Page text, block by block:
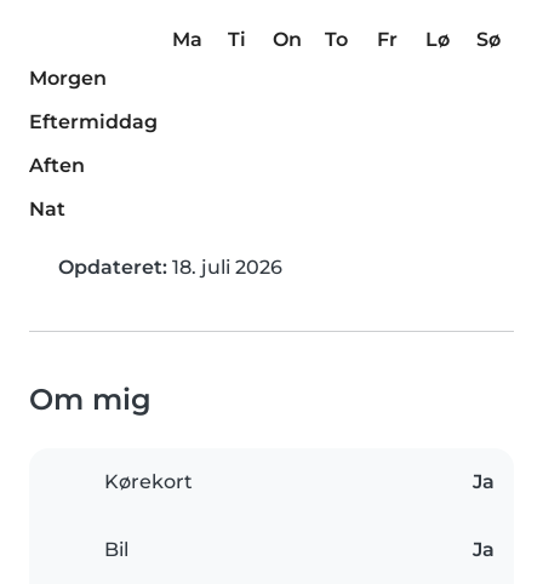
Ma Ti On To Fr Lø
Sø
Morgen
Eftermiddag
Aften
Nat
Opdateret: 18. juli 2026
Om mig
Kørekort Ja
Bil Ja